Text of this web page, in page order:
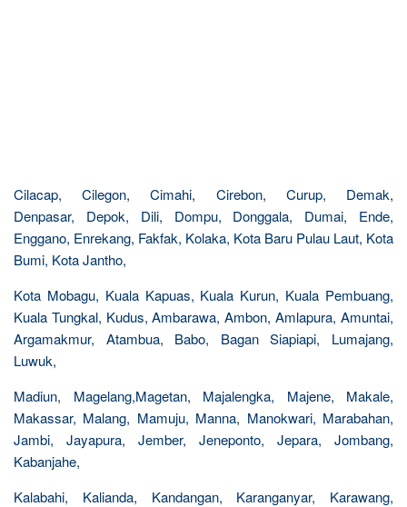
Cilacap, Cilegon, Cimahi, Cirebon, Curup, Demak,
Denpasar, Depok, Dili, Dompu, Donggala, Dumai, Ende,
Enggano, Enrekang, Fakfak, Kolaka, Kota Baru Pulau Laut, Kota
Bumi, Kota Jantho,
Kota Mobagu, Kuala Kapuas, Kuala Kurun, Kuala Pembuang,
Kuala Tungkal, Kudus, Ambarawa, Ambon, Amlapura, Amuntai,
Argamakmur, Atambua, Babo, Bagan Siapiapi, Lumajang,
Luwuk,
Madiun, Magelang,Magetan, Majalengka, Majene, Makale,
Makassar, Malang, Mamuju, Manna, Manokwari, Marabahan,
Jambi, Jayapura, Jember, Jeneponto, Jepara, Jombang,
Kabanjahe,
Kalabahi, Kalianda, Kandangan, Karanganyar, Karawang,